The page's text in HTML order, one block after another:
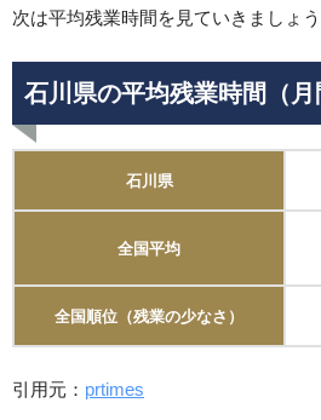
次は平均残業時間を見ていきましょう
石川県の平均残業時間（月
石川県
全国平均
全国順位（残業の少なさ）
引用元： prtimes